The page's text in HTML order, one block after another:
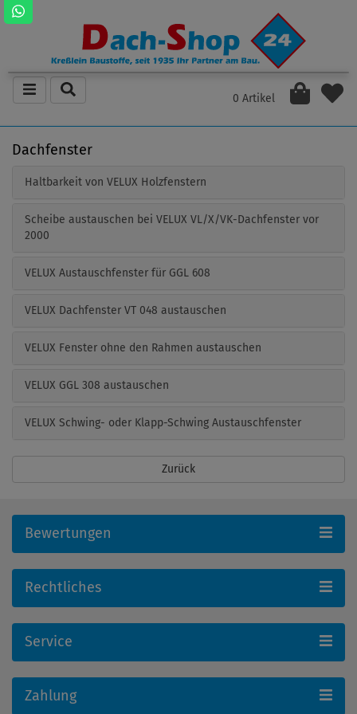
0 Artikel
Dachfenster
Haltbarkeit von VELUX Holzfenstern
Scheibe austauschen bei VELUX VL/X/VK-Dachfenster vor
2000
VELUX Austauschfenster für GGL 608
VELUX Dachfenster VT 048 austauschen
VELUX Fenster ohne den Rahmen austauschen
VELUX GGL 308 austauschen
VELUX Schwing- oder Klapp-Schwing Austauschfenster
Zurück
Bewertungen
Rechtliches
Service
Zahlung